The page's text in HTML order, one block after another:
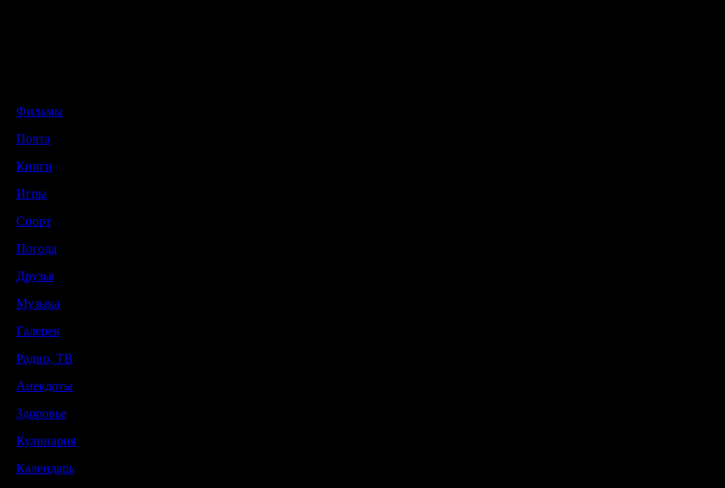
Фильмы
Почта
Книги
Игры
Спорт
Погода
Друзья
Музыка
Галерея
Радио, ТВ
Анекдоты
Здоровье
Кулинария
Календарь